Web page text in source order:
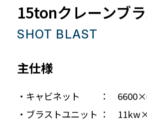
15tonクレーンブ
SHOT BLAST
主仕様
・キャビネット ：
・ブラストユニット ：